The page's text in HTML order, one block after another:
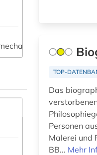
(1)
TOP-
Das
Personen
Malerei und
BB... Mehr